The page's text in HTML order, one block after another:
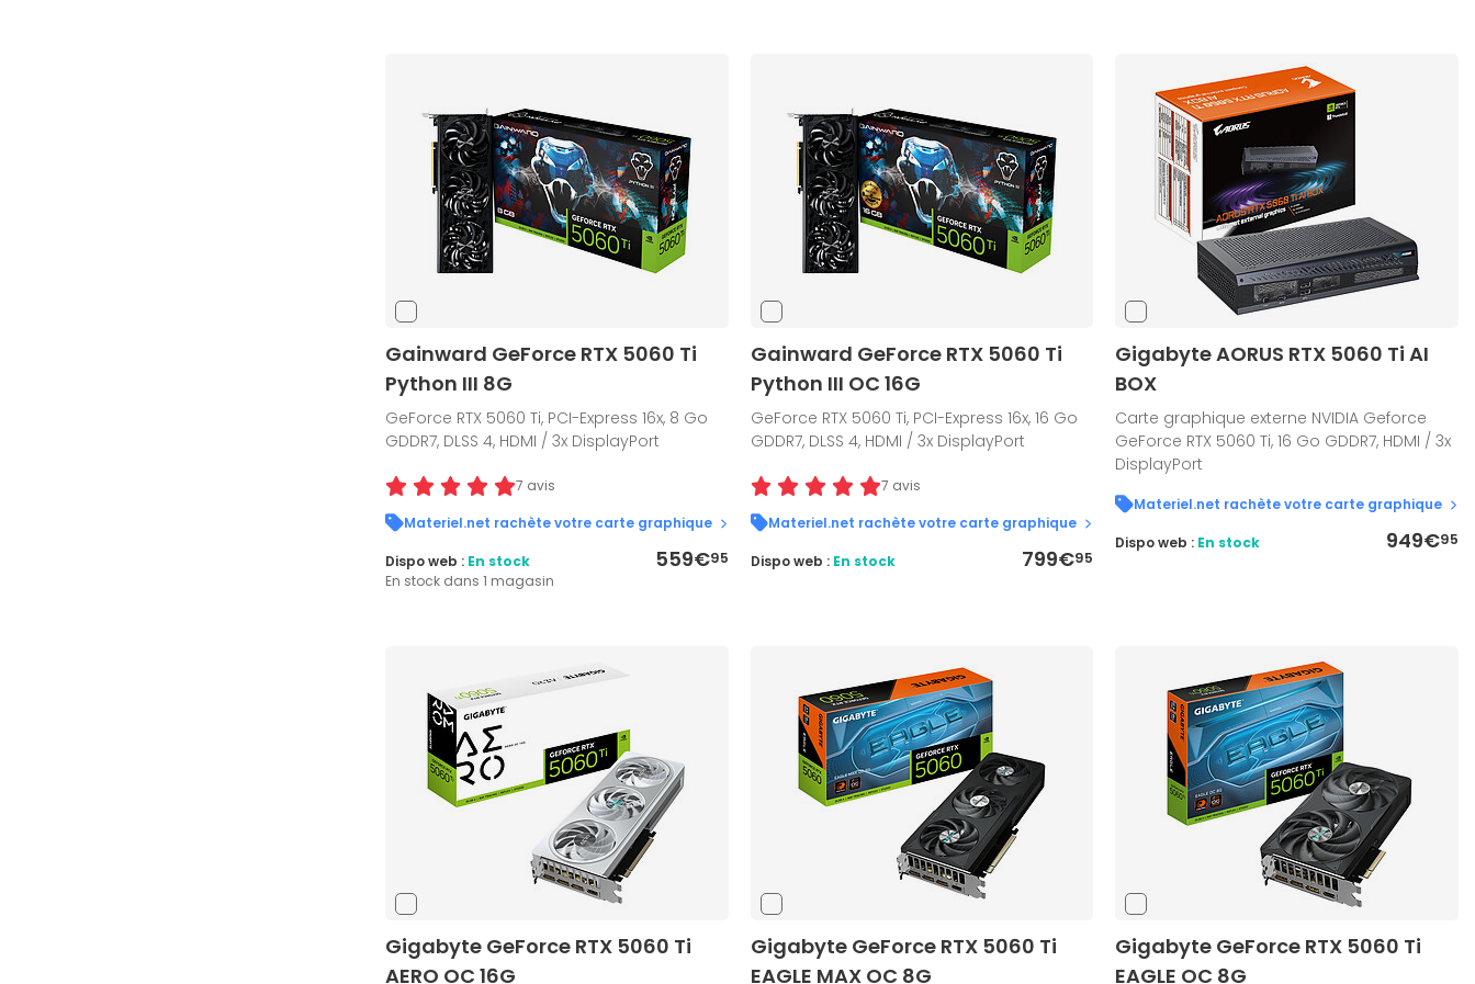
Gainward GeForce RTX 5060 Ti
Python III 8G
GeForce RTX 5060 Ti, PCI-Express 16x, 8 Go
GDDR7, DLSS 4, HDMI / 3x DisplayPort
7 avis
Materiel.net rachète votre carte graphique
559€95
Dispo web : En stock
En stock dans 1 magasin
Gainward GeForce RTX 5060 Ti
Python III OC 16G
GeForce RTX 5060 Ti, PCI-Express 16x, 16 Go
GDDR7, DLSS 4, HDMI / 3x DisplayPort
7 avis
Materiel.net rachète votre carte graphique
799€95
Dispo web : En stock
Gigabyte AORUS RTX 5060 Ti AI
BOX
Carte graphique externe NVIDIA Geforce
GeForce RTX 5060 Ti, 16 Go GDDR7, HDMI / 3x
DisplayPort
Materiel.net rachète votre carte graphique
949€95
Dispo web : En stock
Gigabyte GeForce RTX 5060 Ti
AERO OC 16G
Gigabyte GeForce RTX 5060 Ti
EAGLE MAX OC 8G
Gigabyte GeForce RTX 5060 Ti
EAGLE OC 8G